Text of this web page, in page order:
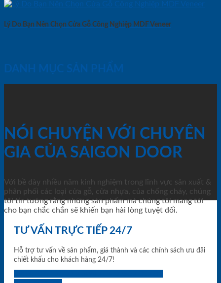
Lý Do Bạn Nên Chọn Cửa Gỗ Công Nghiệp MDF Veneer
DANH MỤC SẢN PHẨM
NÓI CHUYỆN VỚI CHUYÊN
GIA CỦA SAIGON DOOR
Với bề dày nhiều năm kinh nghiệm trong lĩnh vực sản xuất &
phân phối các loại cửa gỗ, cửa nhựa, của chống cháy, chúng
tôi tin tưởng rằng những sản phẩm mà chúng tôi mang tới
cho bạn chắc chắn sẽ khiến bạn hài lòng tuyệt đối.
TƯ VẤN TRỰC TIẾP 24/7
Hỗ trợ tư vấn về sản phẩm, giá thành và các chính sách ưu đãi
chiết khấu cho khách hàng 24/7!